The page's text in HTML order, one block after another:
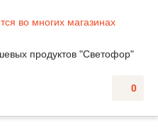
продуктов "Светофор"
0